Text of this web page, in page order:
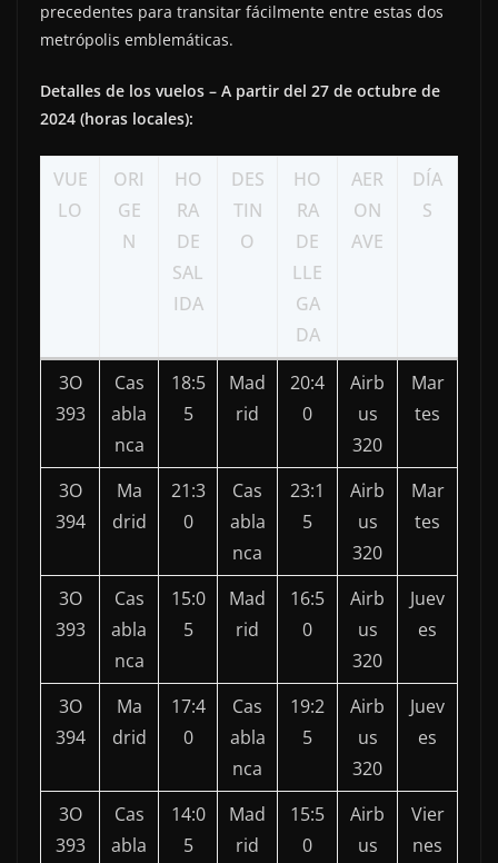
precedentes para transitar fácilmente entre estas dos
metrópolis emblemáticas.
Detalles de los vuelos – A partir del 27 de octubre de
2024 (horas locales):
VUE
LO
ORI
GE
N
HO
RA
DE
SAL
IDA
DES
TIN
O
HO
RA
DE
LLE
GA
DA
AER
ON
AVE
DÍA
S
3O
393
Cas
abla
nca
18:5
5
Mad
rid
20:4
0
Airb
us
320
Mar
tes
3O
394
Ma
drid
21:3
0
Cas
abla
nca
23:1
5
Airb
us
320
Mar
tes
3O
393
Cas
abla
nca
15:0
5
Mad
rid
16:5
0
Airb
us
320
Juev
es
3O
394
Ma
drid
17:4
0
Cas
abla
nca
19:2
5
Airb
us
320
Juev
es
3O
393
Cas
abla
14:0
5
Mad
rid
15:5
0
Airb
us
Vier
nes